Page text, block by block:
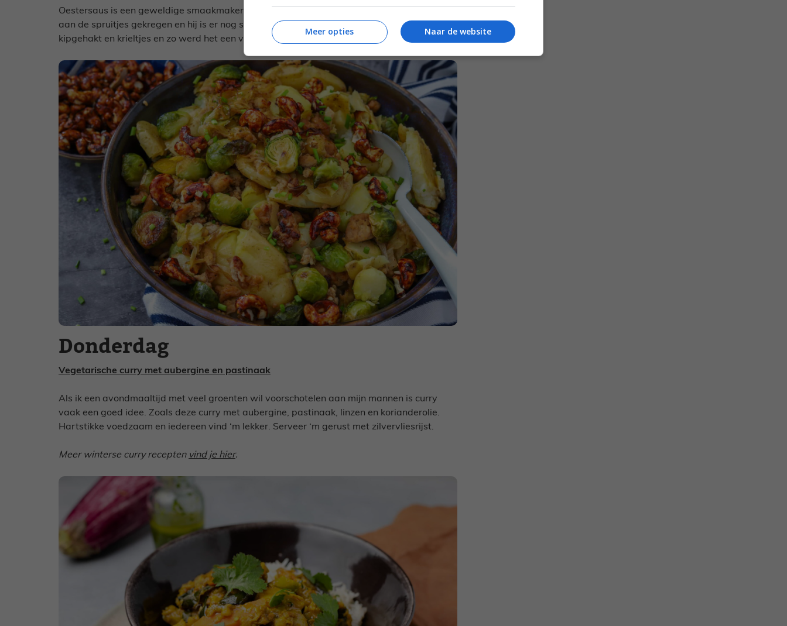
Oestersaus is een geweldige smaakmaker voor spruitjes. Zo heb ik mijn jongste kind ooit
aan de spruitjes gekregen en hij is er nog steeds dol op. Ik combineerde het vervolgens met
kipgehakt en krieltjes en zo werd het een volwaardige maaltijd.
Donderdag
Vegetarische curry met aubergine en pastinaak
Als ik een avondmaaltijd met veel groenten wil voorschotelen aan mijn mannen is curry
vaak een goed idee. Zoals deze curry met aubergine, pastinaak, linzen en korianderolie.
Hartstikke voedzaam en iedereen vind ‘m lekker. Serveer ‘m gerust met zilvervliesrijst.
Meer winterse curry recepten vind je hier.
Naar de website
Meer opties